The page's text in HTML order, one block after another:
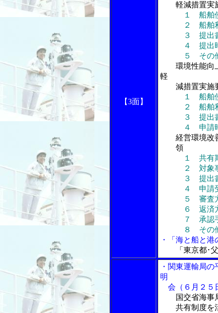
【3面】
軽減措置実
１ 船舶
２ 船舶利用
３ 提出書
４ 提出時
５ その
環境性能向
軽
減措置実施
１ 船舶
２ 船舶利用
３ 提出書
４ 申請時
経営環境改
領
１ 共有
２ 対象事
３ 提出書
４ 申請受
５ 審査
６ 返済
７ 承認手
８ その
・「海と船と
「東京都･
・関東運輸局
明
会（６月２５
国交省海事
共有制度を活